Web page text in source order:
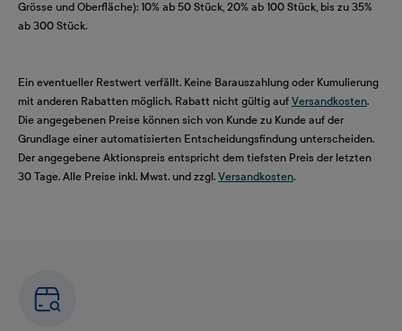
Grösse und Oberfläche): 10% ab 50 Stück, 20% ab 100 Stück, bis zu 35%
ab 300 Stück.
Ein eventueller Restwert verfällt. Keine Barauszahlung oder Kumulierung
mit anderen Rabatten möglich. Rabatt nicht gültig auf Versandkosten.
Die angegebenen Preise können sich von Kunde zu Kunde auf der
Grundlage einer automatisierten Entscheidungsfindung unterscheiden.
Der angegebene Aktionspreis entspricht dem tiefsten Preis der letzten
30 Tage. Alle Preise inkl. Mwst. und zzgl. Versandkosten.